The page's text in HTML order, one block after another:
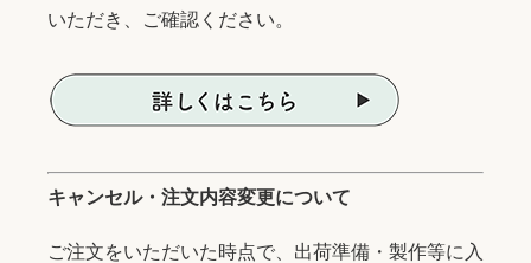
いただき、ご確認ください。
キャンセル・注文内容変更について
ご注文をいただいた時点で、出荷準備・製作等に入